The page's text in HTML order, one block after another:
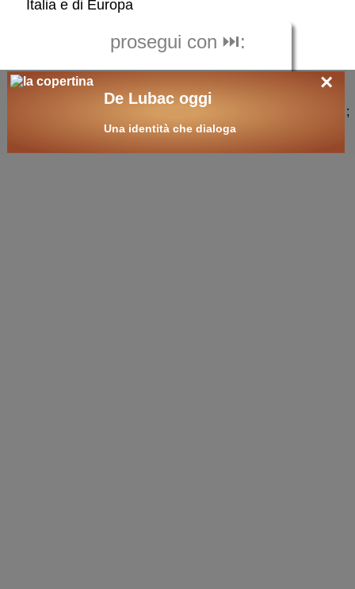
Italia e di Europa
prosegui con ⏭️:
S.Ildegarda da
Bingen
×
De Lubac oggi
Una identità che dialoga
;